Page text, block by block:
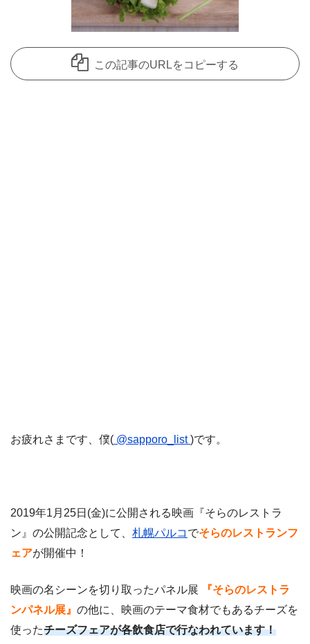
この記事のURLをコピーする
お疲れさまです、僕( @sapporo_list)です。
2019年1月25日(金)に公開される映画『そらのレストラ
ン』の公開記念として、 札幌パルコ でそらのレストランフ
ェアが開催中！
映画の名シーンを切り取ったパネル展
『そらのレストラ
ンパネル展』 の他に、映画のテーマ食材でもあるチーズを
使ったチーズフェアが各飲食店で行なわれています！